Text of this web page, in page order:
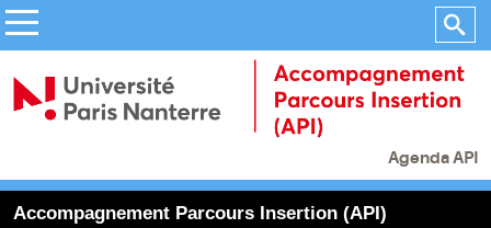
Agenda API
Accompagnement Parcours Insertion (API)